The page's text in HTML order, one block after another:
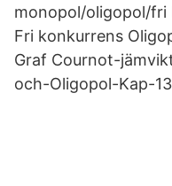
monopol/oligopol/fri
Fri konkurrens
Graf Cournot-
och-Oligopol-Kap-